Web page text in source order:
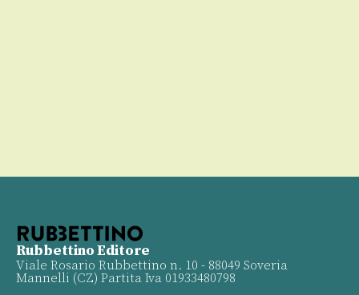
Rubbettino Editore
Viale Rosario Rubbettino n. 10 - 88049 Soveria
Mannelli (CZ) Partita Iva 01933480798